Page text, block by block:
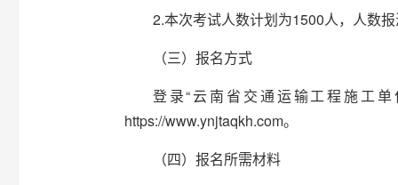
2.本次考试人数计划为1500人，人数
（三）报名方式
登录“云南省交通运输工程施工
https://www.ynjtaqkh.com。
（四）报名所需材料